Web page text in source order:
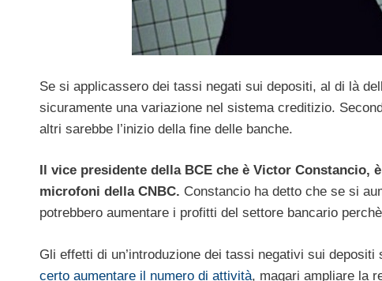
Se si applicassero dei tassi negati sui depositi, al di là
sicuramente una variazione nel sistema creditizio.
altri sarebbe l’inizio della fine delle banche.
Il vice presidente della BCE che è Victor
microfoni della CNBC. Constancio ha detto che se si
potrebbero aumentare i profitti del settore bancario
Gli effetti di un’introduzione dei tassi negativi sui
certo aumentare il numero di attività, magari ampliare la